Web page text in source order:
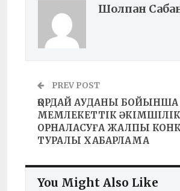
Шолпан
PREV POST
ҚОРДАЙ АУДАНЫ БОЙЫНША
МЕМЛЕКЕТТІК
ОРНАЛАСУҒА ЖАЛПЫ
ТУРАЛЫ ХАБАРЛАМА
You Might Also Like